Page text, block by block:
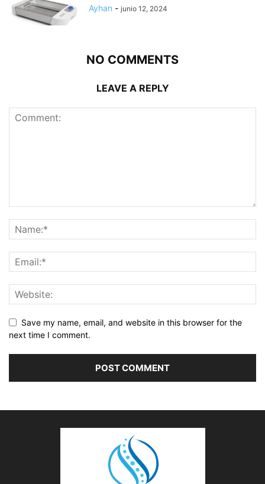
Ayhan - junio 12, 2024
NO COMMENTS
LEAVE A REPLY
Save my name, email, and website in this browser for the
next time I comment.